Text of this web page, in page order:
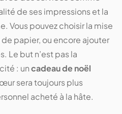
de ses impressions et la
Vous pouvez choisir la mise
papier, ou encore ajouter
Le but n’est pas la
: uncadeau de noël
sera toujours plus
acheté à la hâte.